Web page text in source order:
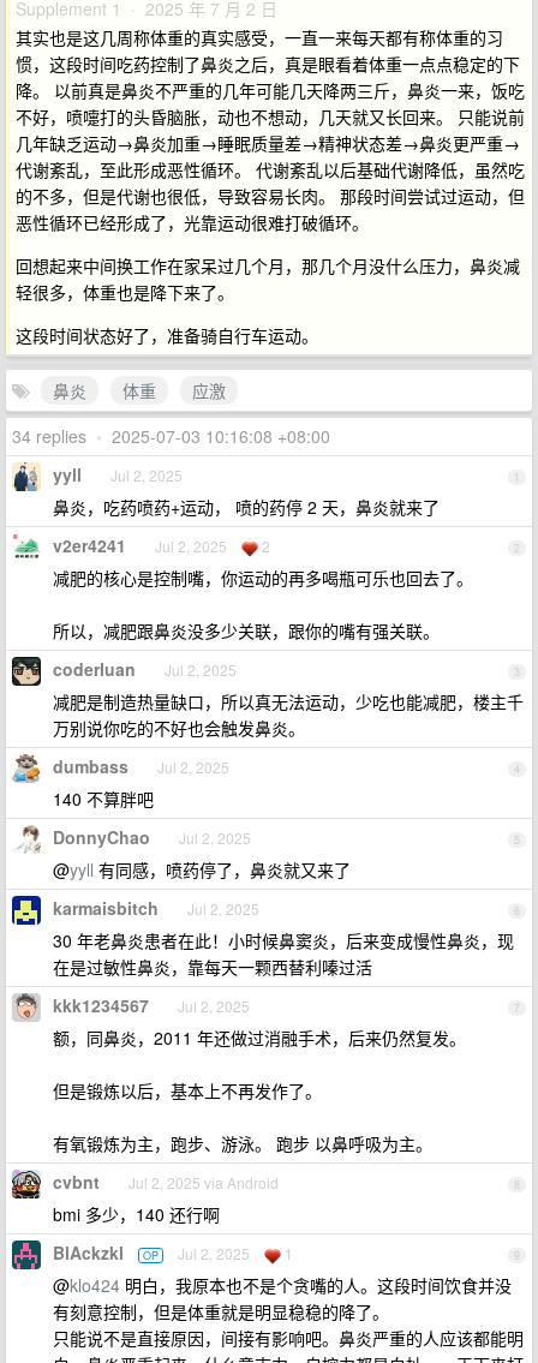
Supplement 1 · 2025 年 7 月 2 日
其实也是这几周称体重的真实感受，一直一来每天都有称体重的习
惯，这段时间吃药控制了鼻炎之后，真是眼看着体重一点点稳定的下
降。 以前真是鼻炎不严重的几年可能几天降两三斤，鼻炎一来，饭吃
不好，喷嚏打的头昏脑胀，动也不想动，几天就又长回来。 只能说前
几年缺乏运动→鼻炎加重→睡眠质量差→精神状态差→鼻炎更严重→
代谢紊乱，至此形成恶性循环。 代谢紊乱以后基础代谢降低，虽然吃
的不多，但是代谢也很低，导致容易长肉。 那段时间尝试过运动，但
恶性循环已经形成了，光靠运动很难打破循环。
回想起来中间换工作在家呆过几个月，那几个月没什么压力，鼻炎减
轻很多，体重也是降下来了。
这段时间状态好了，准备骑自行车运动。
鼻炎 体重
应激
34 replies • 2025-07-03 10:16:08 +08:00
1
yyll Jul 2, 2025
鼻炎，吃药喷药+运动， 喷的药停 2 天，鼻炎就来了
2
v2er4241 Jul 2, 2025 2
减肥的核心是控制嘴，你运动的再多喝瓶可乐也回去了。
所以，减肥跟鼻炎没多少关联，跟你的嘴有强关联。
3
coderluan Jul 2, 2025
减肥是制造热量缺口，所以真无法运动，少吃也能减肥，楼主千
万别说你吃的不好也会触发鼻炎。
4
dumbass Jul 2, 2025
140 不算胖吧
5
DonnyChao Jul 2, 2025
@yyll 有同感，喷药停了，鼻炎就又来了
6
karmaisbitch Jul 2, 2025
30 年老鼻炎患者在此！小时候鼻窦炎，后来变成慢性鼻炎，现
在是过敏性鼻炎，靠每天一颗西替利嗪过活
7
kkk1234567 Jul 2, 2025
额，同鼻炎，2011 年还做过消融手术，后来仍然复发。
但是锻炼以后，基本上不再发作了。
有氧锻炼为主，跑步、游泳。 跑步 以鼻呼吸为主。
8
cvbnt Jul 2, 2025 via Android
bmi 多少，140 还行啊
9
BlAckzkl OP Jul 2, 2025 1
@klo424 明白，我原本也不是个贪嘴的人。这段时间饮食并没
有刻意控制，但是体重就是明显稳稳的降了。
只能说不是直接原因，间接有影响吧。鼻炎严重的人应该都能明